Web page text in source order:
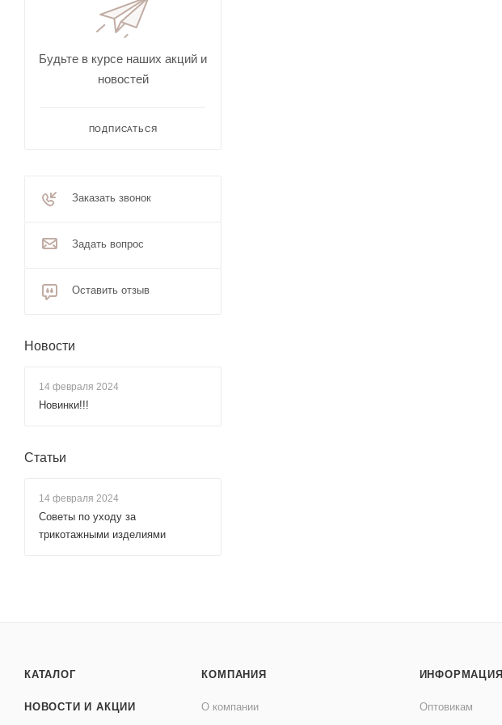
Будьте в курсе наших акций и
новостей
ПОДПИСАТЬСЯ
Заказать звонок
Задать вопрос
Оставить отзыв
Новости
14 февраля 2024
Новинки!!!
Статьи
14 февраля 2024
Советы по уходу за
трикотажными изделиями
КАТАЛОГ
НОВОСТИ И АКЦИИ
КОМПАНИЯ
О компании
ИНФОРМАЦИЯ
Оптовикам